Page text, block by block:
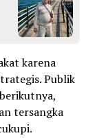
karena
Publik
tersangka